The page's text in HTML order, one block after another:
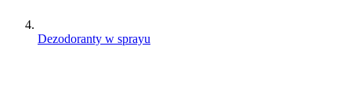
Dezodoranty w sprayu